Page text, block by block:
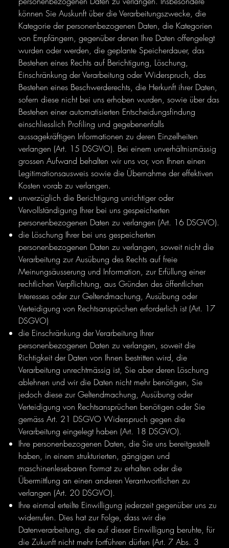
können Sie Auskunft über die Verarbeitungszwecke, die
Kategorie der personenbezogenen Daten, die Kategorien
von Empfängern, gegenüber denen Ihre Daten offengelegt
wurden oder werden, die geplante Speicherdauer, das
Bestehen eines Rechts auf Berichtigung, Löschung,
Einschränkung der Verarbeitung oder Widerspruch, das
Bestehen eines Beschwerderechts, die Herkunft ihrer Daten,
sofern diese nicht bei uns erhoben wurden, sowie über das
Bestehen einer automatisierten Entscheidungsfindung
einschliesslich Profiling und gegebenenfalls
aussagekräftigen Informationen zu deren Einzelheiten
verlangen (Art. 15 DSGVO). Bei einem unverhältnismässig
grossen Aufwand behalten wir uns vor, von Ihnen einen
Legitimationsausweis sowie die Übernahme der effektiven
Kosten vorab zu verlangen.
unverzüglich die Berichtigung unrichtiger oder
Vervollständigung Ihrer bei uns gespeicherten
personenbezogenen Daten zu verlangen (Art. 16 DSGVO).
die Löschung Ihrer bei uns gespeicherten
personenbezogenen Daten zu verlangen, soweit nicht die
Verarbeitung zur Ausübung des Rechts auf freie
Meinungsäusserung und Information, zur Erfüllung einer
rechtlichen Verpflichtung, aus Gründen des öffentlichen
Interesses oder zur Geltendmachung, Ausübung oder
Verteidigung von Rechtsansprüchen erforderlich ist (Art. 17
DSGVO)
die Einschränkung der Verarbeitung Ihrer
personenbezogenen Daten zu verlangen, soweit die
Richtigkeit der Daten von Ihnen bestritten wird, die
Verarbeitung unrechtmässig ist, Sie aber deren Löschung
ablehnen und wir die Daten nicht mehr benötigen, Sie
jedoch diese zur Geltendmachung, Ausübung oder
Verteidigung von Rechtsansprüchen benötigen oder Sie
gemäss Art. 21 DSGVO Widerspruch gegen die
Verarbeitung eingelegt haben (Art. 18 DSGVO).
Ihre personenbezogenen Daten, die Sie uns bereitgestellt
haben, in einem strukturierten, gängigen und
maschinenlesebaren Format zu erhalten oder die
Übermittlung an einen anderen Verantwortlichen zu
verlangen (Art. 20 DSGVO).
Ihre einmal erteilte Einwilligung jederzeit gegenüber uns zu
widerrufen. Dies hat zur Folge, dass wir die
Datenverarbeitung, die auf dieser Einwilligung beruhte, für
die Zukunft nicht mehr fortführen dürfen (Art. 7 Abs. 3